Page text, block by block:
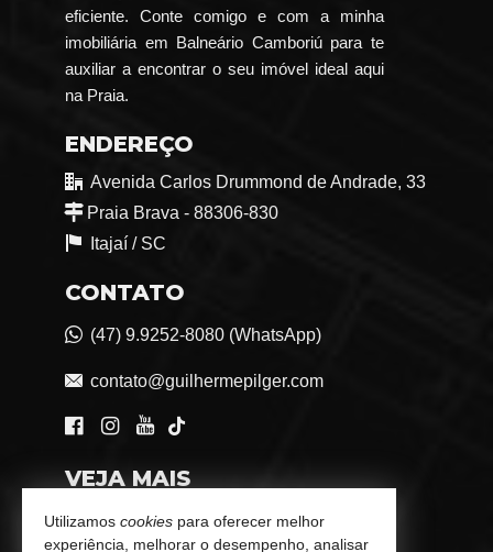
eficiente. Conte comigo e com a minha
imobiliária em Balneário Camboriú para te
auxiliar a encontrar o seu imóvel ideal aqui
na Praia.
ENDEREÇO
Avenida Carlos Drummond de Andrade, 33
Praia Brava - 88306-830
Itajaí / SC
CONTATO
(47) 9.9252-8080 (WhatsApp)
contato@guilhermepilger.com
VEJA MAIS
Consultoria Imobiliária Personalizada
Utilizamos cookies para oferecer melhor
experiência, melhorar o desempenho, analisar